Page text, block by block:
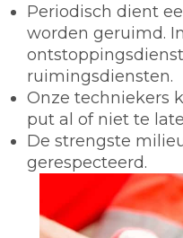
Periodisch dient
worden geruimd.
ruimingsdiensten.
Onze techniekers
put al of niet te
De strengste
gerespecteerd.